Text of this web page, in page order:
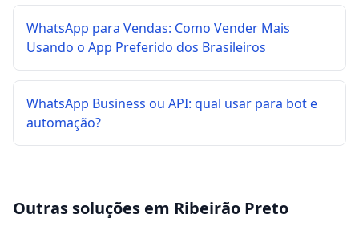
WhatsApp para Vendas: Como Vender Mais
Usando o App Preferido dos Brasileiros
WhatsApp Business ou API: qual usar para bot e
automação?
Outras soluções em Ribeirão Preto